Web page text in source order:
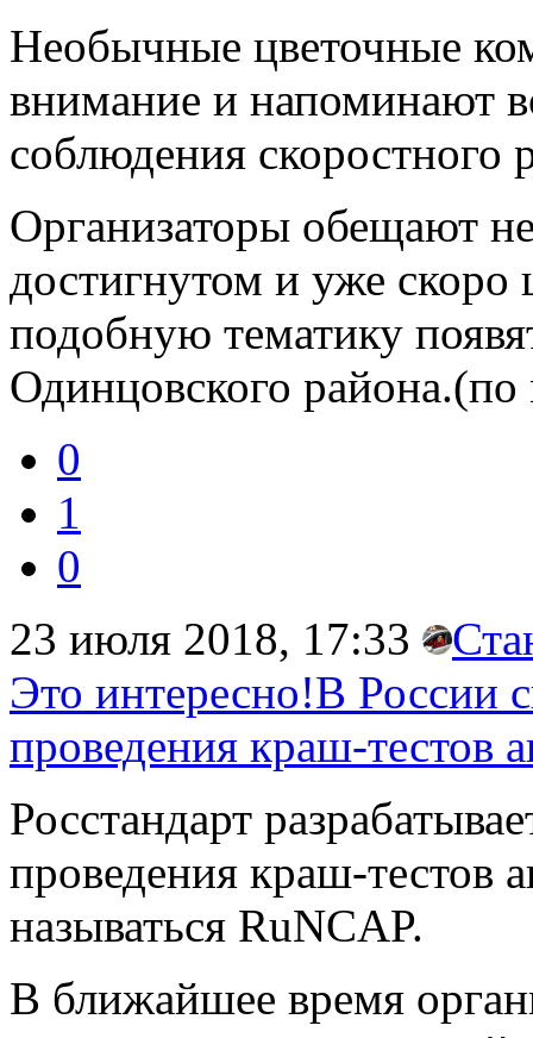
Необычные цветочные
внимание и напоминают
соблюдения скоростного
Организаторы обещают
достигнутом и уже
подобную тематику
Одинцовского
0
1
0
23 июля 2018, 17:33
Это интересно!В России
проведения краш-тестов
Росстандарт
проведения краш-тестов
называться RuNCAP.
В ближайшее время